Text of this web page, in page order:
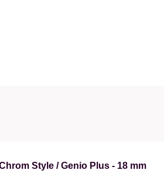
Style / Genio Plus - 18 mm